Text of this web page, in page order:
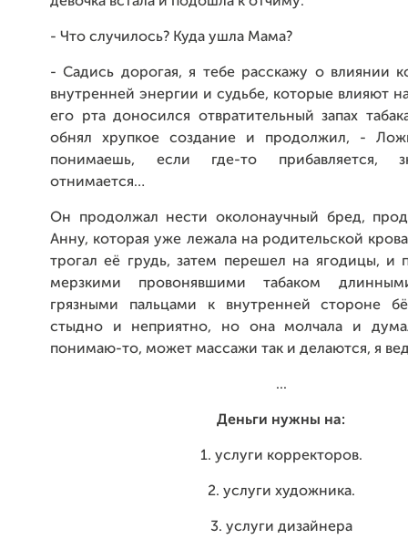
- Что случилось? Куда ушла Мама?
- Садись дорогая, я тебе расскажу о влиянии
внутренней энергии и судьбе, которые влияют
его рта доносился отвратительный запах
обнял хрупкое создание и продолжил, -
понимаешь, если где-то прибавляется,
отнимается…
Он продолжал нести околонаучный бред,
Анну, которая уже лежала на родительской
трогал её грудь, затем перешел на ягодицы, и
мерзкими провонявшими табаком
грязными пальцами к внутренней стороне
стыдно и неприятно, но она молчала и
понимаю-то, может массажи так и делаются, я
...
Деньги нужны на:
1. услуги корректоров.
2. услуги художника.
3. услуги дизайнера